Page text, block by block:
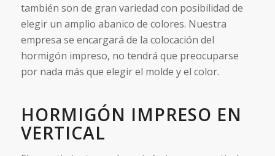
también son de gran variedad con posibilidad de
elegir un amplio abanico de colores. Nuestra
empresa se encargará de la colocación del
hormigón impreso, no tendrá que preocuparse
por nada más que elegir el molde y el color.
HORMIGÓN IMPRESO EN
VERTICAL